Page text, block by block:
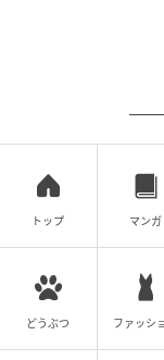
尋ねても返事す
電話を切る直前
ていないはずです
結局、私が途中
トップ マンガ
どうぶつ ファッシ